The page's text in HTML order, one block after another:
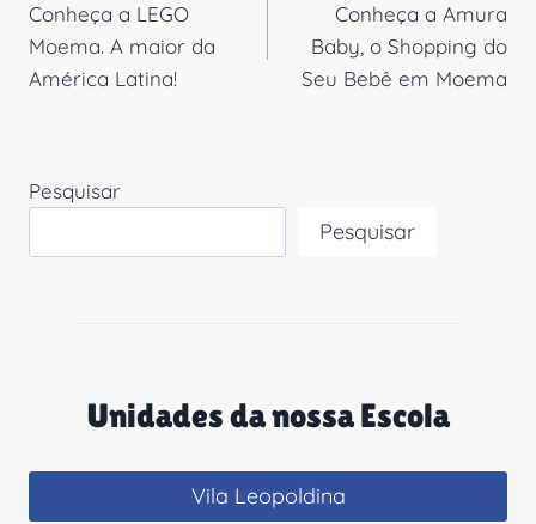
de
Post
Conheça a LEGO
Moema. A maior da
América Latina!
Conheça a Amura
Baby, o Shopping do
Seu Bebê em Moema
Pesquisar
Pesquisar
Unidades da nossa Escola
Vila Leopoldina